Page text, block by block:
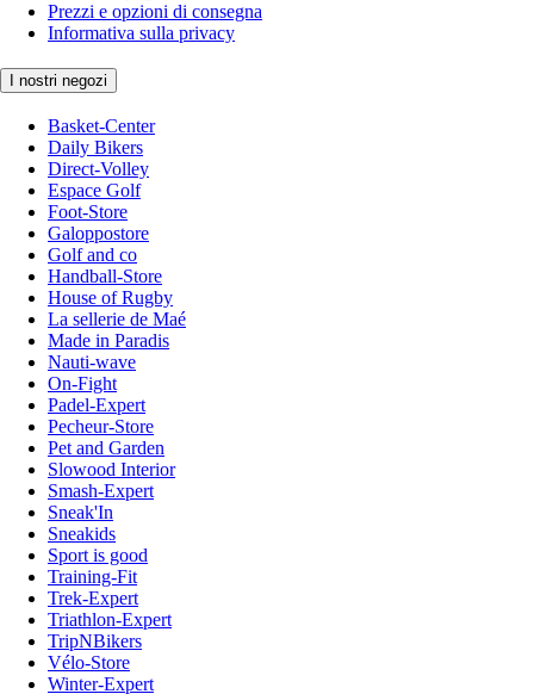
Prezzi e opzioni di consegna
Informativa sulla privacy
I nostri negozi
Basket-Center
Daily Bikers
Direct-Volley
Espace Golf
Foot-Store
Galoppostore
Golf and co
Handball-Store
House of Rugby
La sellerie de Maé
Made in Paradis
Nauti-wave
On-Fight
Padel-Expert
Pecheur-Store
Pet and Garden
Slowood Interior
Smash-Expert
Sneak'In
Sneakids
Sport is good
Training-Fit
Trek-Expert
Triathlon-Expert
TripNBikers
Vélo-Store
Winter-Expert